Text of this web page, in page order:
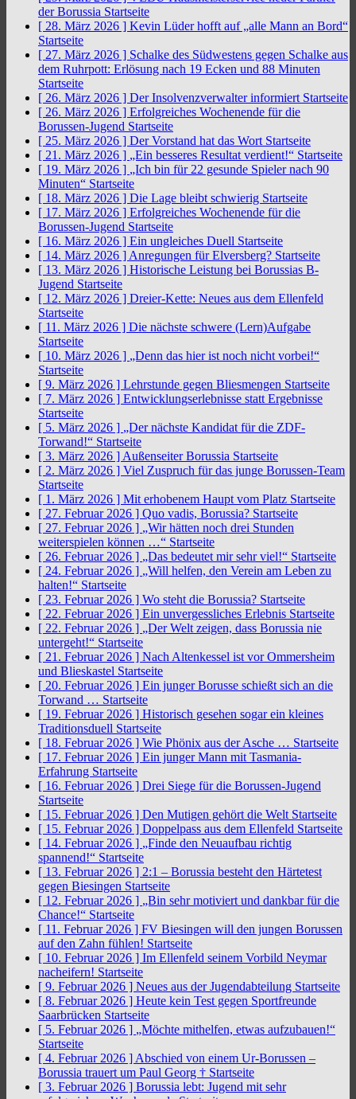
der Borussia Startseite
[ 28. März 2026 ] Kevin Lüder hofft auf „alle Mann an Bord“
Startseite
[ 27. März 2026 ] Schalke des Südwestens gegen Schalke aus
dem Ruhrpott: Erlösung nach 19 Ecken und 88 Minuten
Startseite
[ 26. März 2026 ] Der Insolvenzverwalter informiert Startseite
[ 26. März 2026 ] Erfolgreiches Wochenende für die
Borussen-Jugend Startseite
[ 25. März 2026 ] Der Vorstand hat das Wort Startseite
[ 21. März 2026 ] „Ein besseres Resultat verdient!“ Startseite
[ 19. März 2026 ] „Ich bin für 22 gesunde Spieler nach 90
Minuten“ Startseite
[ 18. März 2026 ] Die Lage bleibt schwierig Startseite
[ 17. März 2026 ] Erfolgreiches Wochenende für die
Borussen-Jugend Startseite
[ 16. März 2026 ] Ein ungleiches Duell Startseite
[ 14. März 2026 ] Anregungen für Elversberg? Startseite
[ 13. März 2026 ] Historische Leistung bei Borussias B-
Jugend Startseite
[ 12. März 2026 ] Dreier-Kette: Neues aus dem Ellenfeld
Startseite
[ 11. März 2026 ] Die nächste schwere (Lern)Aufgabe
Startseite
[ 10. März 2026 ] „Denn das hier ist noch nicht vorbei!“
Startseite
[ 9. März 2026 ] Lehrstunde gegen Bliesmengen Startseite
[ 7. März 2026 ] Entwicklungserlebnisse statt Ergebnisse
Startseite
[ 5. März 2026 ] „Der nächste Kandidat für die ZDF-
Torwand!“ Startseite
[ 3. März 2026 ] Außenseiter Borussia Startseite
[ 2. März 2026 ] Viel Zuspruch für das junge Borussen-Team
Startseite
[ 1. März 2026 ] Mit erhobenem Haupt vom Platz Startseite
[ 27. Februar 2026 ] Quo vadis, Borussia? Startseite
[ 27. Februar 2026 ] „Wir hätten noch drei Stunden
weiterspielen können …“ Startseite
[ 26. Februar 2026 ] „Das bedeutet mir sehr viel!“ Startseite
[ 24. Februar 2026 ] „Will helfen, den Verein am Leben zu
halten!“ Startseite
[ 23. Februar 2026 ] Wo steht die Borussia? Startseite
[ 22. Februar 2026 ] Ein unvergessliches Erlebnis Startseite
[ 22. Februar 2026 ] „Der Welt zeigen, dass Borussia nie
untergeht!“ Startseite
[ 21. Februar 2026 ] Nach Altenkessel ist vor Ommersheim
und Blieskastel Startseite
[ 20. Februar 2026 ] Ein junger Borusse schießt sich an die
Torwand … Startseite
[ 19. Februar 2026 ] Historisch gesehen sogar ein kleines
Traditionsduell Startseite
[ 18. Februar 2026 ] Wie Phönix aus der Asche … Startseite
[ 17. Februar 2026 ] Ein junger Mann mit Tasmania-
Erfahrung Startseite
[ 16. Februar 2026 ] Drei Siege für die Borussen-Jugend
Startseite
[ 15. Februar 2026 ] Den Mutigen gehört die Welt Startseite
[ 15. Februar 2026 ] Doppelpass aus dem Ellenfeld Startseite
[ 14. Februar 2026 ] „Finde den Neuaufbau richtig
spannend!“ Startseite
[ 13. Februar 2026 ] 2:1 – Borussia besteht den Härtetest
gegen Biesingen Startseite
[ 12. Februar 2026 ] „Bin sehr motiviert und dankbar für die
Chance!“ Startseite
[ 11. Februar 2026 ] FV Biesingen will den jungen Borussen
auf den Zahn fühlen! Startseite
[ 10. Februar 2026 ] Im Ellenfeld seinem Vorbild Neymar
nacheifern! Startseite
[ 9. Februar 2026 ] Neues aus der Jugendabteilung Startseite
[ 8. Februar 2026 ] Heute kein Test gegen Sportfreunde
Saarbrücken Startseite
[ 5. Februar 2026 ] „Möchte mithelfen, etwas aufzubauen!“
Startseite
[ 4. Februar 2026 ] Abschied von einem Ur-Borussen –
Borussia trauert um Paul Georg † Startseite
[ 3. Februar 2026 ] Borussia lebt: Jugend mit sehr